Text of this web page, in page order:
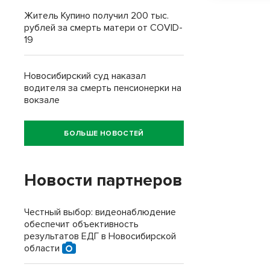
Житель Купино получил 200 тыс.
рублей за смерть матери от COVID-
19
Новосибирский суд наказал
водителя за смерть пенсионерки на
вокзале
БОЛЬШЕ НОВОСТЕЙ
Новости партнеров
Честный выбор: видеонаблюдение
обеспечит объективность
результатов ЕДГ в Новосибирской
области